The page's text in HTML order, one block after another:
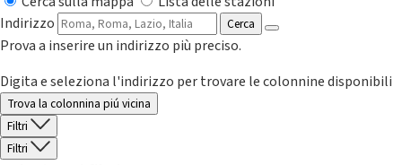
Indirizzo
Cerca
Prova a inserire un indirizzo più preciso.
Digita e seleziona l'indirizzo per trovare le colonnine disponibili
Trova la colonnina piú vicina
Filtri
Filtri